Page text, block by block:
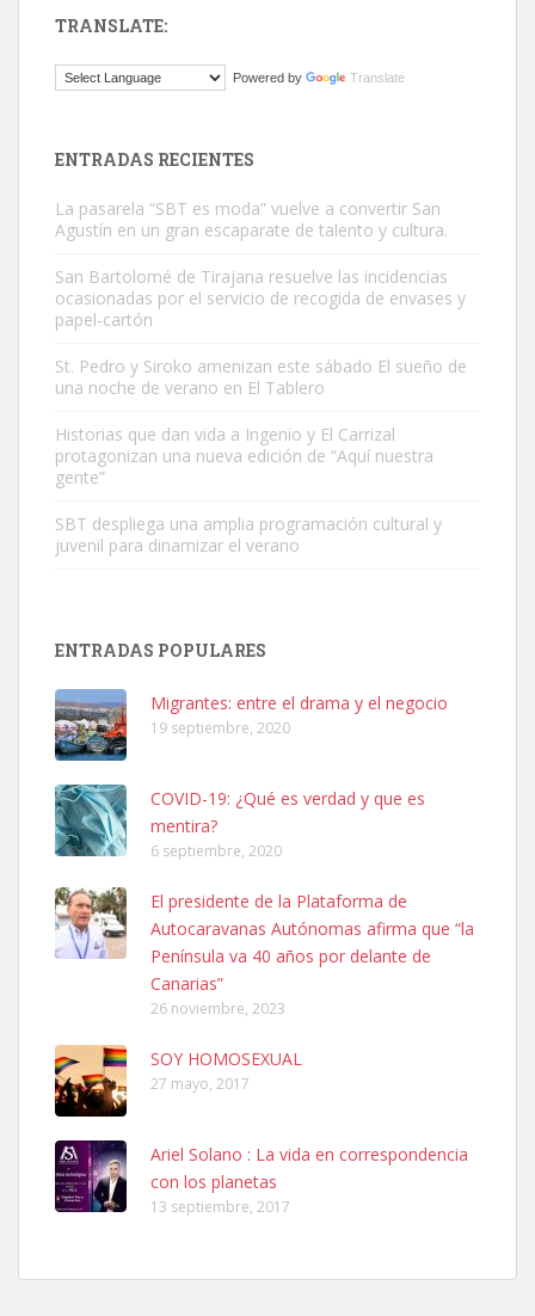
El ayuntamiento se va a llevar a Los Gatos callejeros de la zona los
Gato manso encontrado
Este gato macho ha aparecido en la calle hace menos de un mes,
es muy manso y extremadamente cari...
Leales.org » Gran Canaria
SHIBA PERDIDO AVDA JOSE MESA Y LOPEZ
PERRO MACHO RAZA SHIBA CON MICROCHIP PERDIDO HOY
06/07/2025 ZONA MESA Y LOPEZ. ES MUY ASUSTADIZO
Leales.org » Gran Canaria
6.7.2025
Ninfa perdida
El día 5 se los perdió una ninfa papillera, asustada tiene miedo a la
calle, se perdió por la zon...
TRANSLATE:
Powered by Translate
ENTRADAS RECIENTES
La pasarela “SBT es moda” vuelve a convertir San
Agustín en un gran escaparate de talento y cultura.
San Bartolomé de Tirajana resuelve las incidencias
ocasionadas por el servicio de recogida de envases y
papel-cartón
St. Pedro y Siroko amenizan este sábado El sueño de
una noche de verano en El Tablero
Historias que dan vida a Ingenio y El Carrizal
protagonizan una nueva edición de “Aquí nuestra
gente”
SBT despliega una amplia programación cultural y
juvenil para dinamizar el verano
ENTRADAS POPULARES
Migrantes: entre el drama y el negocio
19 septiembre, 2020
COVID-19: ¿Qué es verdad y que es
mentira?
6 septiembre, 2020
El presidente de la Plataforma de
Autocaravanas Autónomas afirma que “la
Península va 40 años por delante de
Canarias”
26 noviembre, 2023
SOY HOMOSEXUAL
27 mayo, 2017
Ariel Solano : La vida en correspondencia
con los planetas
13 septiembre, 2017